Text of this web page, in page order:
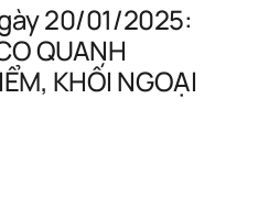
20/01/2025:
QUANH
KHỐI NGOẠI